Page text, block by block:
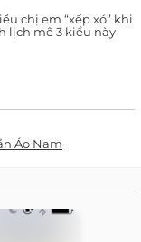
chị em “xếp xó” khi
lịch mê 3 kiểu này
Áo Nam